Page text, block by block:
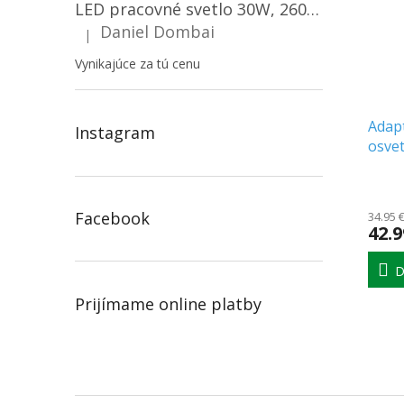
LED pracovné svetlo 30W, 2600LM, 12V/24V, IP67/2-PACK! [LB0087]
Hodnotenie produktu je 5 z 5 hviezdičiek.
| Daniel Dombai
Vynikajúce za tú cenu
Instagram
Facebook
Prijímame online platby
je
5.0
5
34.95